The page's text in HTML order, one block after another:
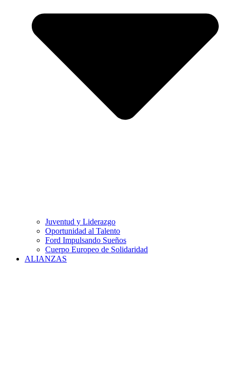
Juventud y Liderazgo
Oportunidad al Talento
Ford Impulsando Sueños
Cuerpo Europeo de Solidaridad
ALIANZAS